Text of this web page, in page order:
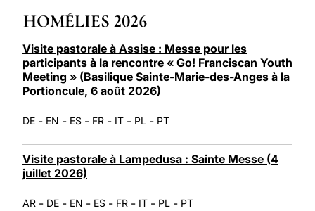
HOMÉLIES 2026
Visite pastorale à Assise : Messe pour les
participants à la rencontre « Go! Franciscan Youth
Meeting » (Basilique Sainte-Marie-des-Anges à la
Portioncule, 6 août 2026)
DE - EN - ES - FR - IT - PL - PT
Visite pastorale à Lampedusa : Sainte Messe (4
juillet 2026)
AR - DE - EN - ES - FR - IT - PL - PT